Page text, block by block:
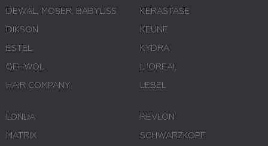
DEWAL, MOSER, BABYLISS
DIKSON
ESTEL
GEHWOL
HAIR COMPANY
KERASTASE
KEUNE
KYDRA
L 'ОREAL
LEBEL
LONDA
MATRIX
REVLON
SCHWARZKOPF